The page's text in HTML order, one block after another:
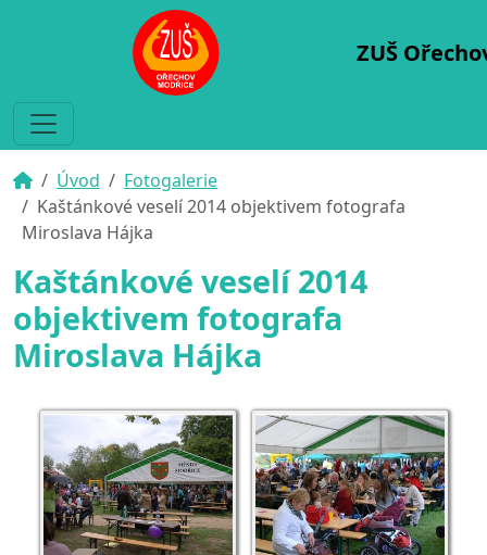
ZUŠ
Úvod
Fotogalerie
Kaštánkové veselí 2014 objektivem fotografa
Miroslava Hájka
Kaštánkové veselí 2014
objektivem fotografa
Miroslava Hájka